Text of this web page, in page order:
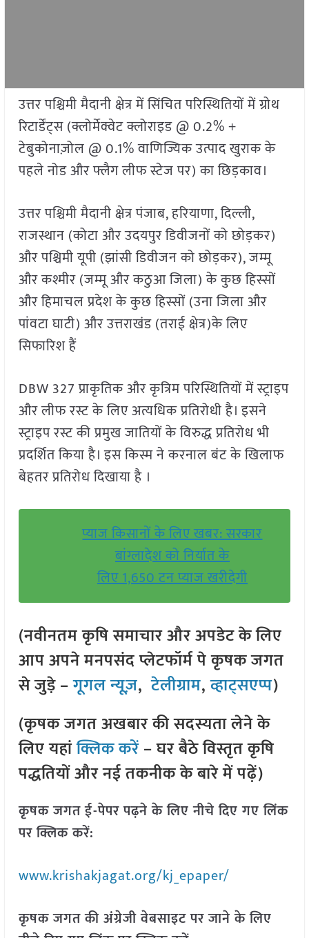
उत्तर पश्चिमी मैदानी क्षेत्र में सिंचित परिस्थितियों में ग्रोथ
रिटार्डेंट्स (क्लोर्मेक्वेट क्लोराइड @ 0.2% +
टेबुकोनाज़ोल @ 0.1% वाणिज्यिक उत्पाद खुराक के
पहले नोड और फ्लैग लीफ स्टेज पर) का छिड़काव।
उत्तर पश्चिमी मैदानी क्षेत्र पंजाब, हरियाणा, दिल्ली,
राजस्थान (कोटा और उदयपुर डिवीजनों को छोड़कर)
और पश्चिमी यूपी (झांसी डिवीजन को छोड़कर), जम्मू
और कश्मीर (जम्मू और कठुआ जिला) के कुछ हिस्सों
और हिमाचल प्रदेश के कुछ हिस्सों (उना जिला और
पांवटा घाटी) और उत्तराखंड (तराई क्षेत्र)के लिए
सिफारिश हैं
DBW 327 प्राकृतिक और कृत्रिम परिस्थितियों में स्ट्राइप
और लीफ रस्ट के लिए अत्यधिक प्रतिरोधी है। इसने
स्ट्राइप रस्ट की प्रमुख जातियों के विरुद्ध प्रतिरोध भी
प्रदर्शित किया है। इस किस्म ने करनाल बंट के खिलाफ
बेहतर प्रतिरोध दिखाया है ।
प्याज किसानों के लिए खबर: सरकार
बांग्लादेश को निर्यात के
लिए 1,650 टन प्याज खरीदेगी
(नवीनतम कृषि समाचार और अपडेट के लिए
आप अपने मनपसंद प्लेटफॉर्म पे कृषक जगत
से जुड़े –गूगल न्यूज़,टेलीग्राम,व्हाट्सएप्प)
(कृषक जगत अखबार की सदस्यता लेने के
लिए यहांक्लिक करें– घर बैठे विस्तृत कृषि
पद्धतियों और नई तकनीक के बारे में पढ़ें)
कृषक जगत ई-पेपर पढ़ने के लिए नीचे दिए गए लिंक
पर क्लिक करें:
www.krishakjagat.org/kj_epaper/
कृषक जगत की अंग्रेजी वेबसाइट पर जाने के लिए